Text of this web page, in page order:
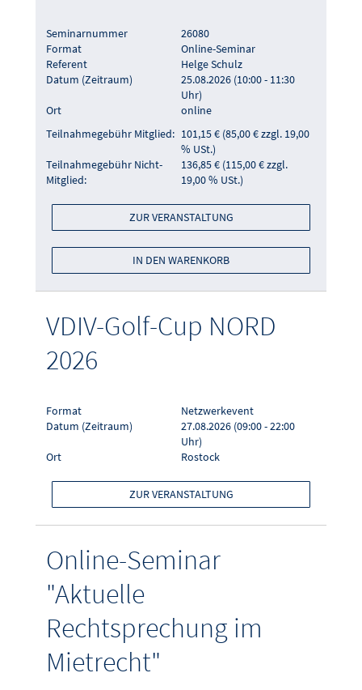
Seminarnummer
26080
Format
Online-Seminar
Referent
Helge Schulz
Datum (Zeitraum)
25.08.2026 (10:00 - 11:30
Uhr)
Ort
online
Teilnahmegebühr Mitglied: 101,15 € (85,00 € zzgl. 19,00
% USt.)
Teilnahmegebühr Nicht-
Mitglied:
136,85 € (115,00 € zzgl.
19,00 % USt.)
ZUR VERANSTALTUNG
IN DEN WARENKORB
VDIV-Golf-Cup NORD
2026
Format
Netzwerkevent
Datum (Zeitraum)
27.08.2026 (09:00 - 22:00
Uhr)
Ort
Rostock
ZUR VERANSTALTUNG
Online-Seminar
"Aktuelle
Rechtsprechung im
Mietrecht"